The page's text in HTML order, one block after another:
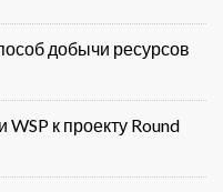
добычи ресурсов
WSP к проекту Round